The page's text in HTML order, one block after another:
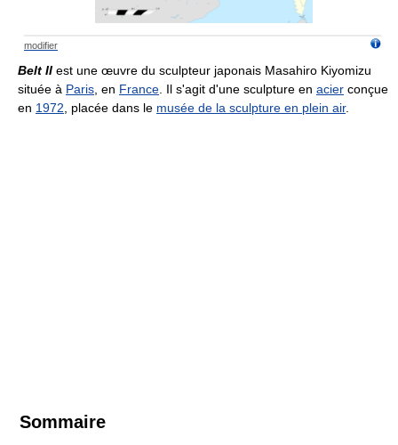
modifier
Belt II est une œuvre du sculpteur japonais Masahiro Kiyomizu
située à Paris , en France . Il s'agit d'une sculpture en acier conçue
en 1972 , placée dans le musée de la sculpture en plein air.
Sommaire